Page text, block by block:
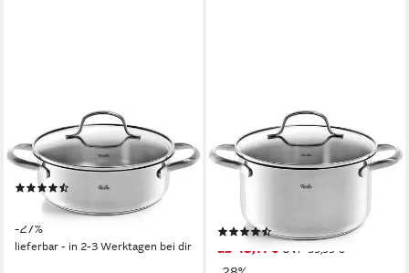
FISSLER
Bratentopf San Francisco,
Edelstahl 18/10 (1-tlg)
ab 36,26 € 49,99 €
-27%
lieferbar - in 2-3 Werktagen bei dir
FISSLER
Kochtopf San Francisco,
Edelstahl 18/10 (2-tlg), die
Höhe des Topfes ist inkl.
Deckel angegeben
(9)
ab 43,11 € UVP 59,99 €